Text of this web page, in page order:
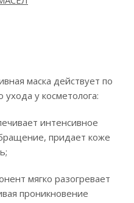
маска действует по
у косметолога:
интенсивное
придает коже
мягко разогревает
проникновение